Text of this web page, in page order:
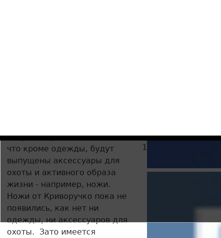
«Аэроэкспресса», сообщил,
что кроме одежды, будут
выпущены аксессуары для
охоты и активного образа
жизни - например, ножи.
Ножи от Криворучко пока не
появились, как нет ни
одежды, ни аксессуаров для
охоты. Зато имеется
литературы
15.05.2016